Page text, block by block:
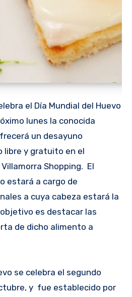
el Día Mundial del Huevo
lunes la conocida
un desayuno
libre y gratuito en el
Shopping. El
estará a cargo de
a cuya cabeza estará la
es destacar las
de dicho alimento a
se celebra el segundo
y fue establecido por